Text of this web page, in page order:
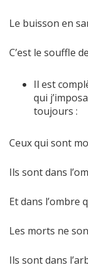
Le buisson en
C’est le souffle
Il est
qui
toujours :
Ceux qui sont
Ils sont dans
Et dans l’ombre
Les morts ne
Ils sont dans